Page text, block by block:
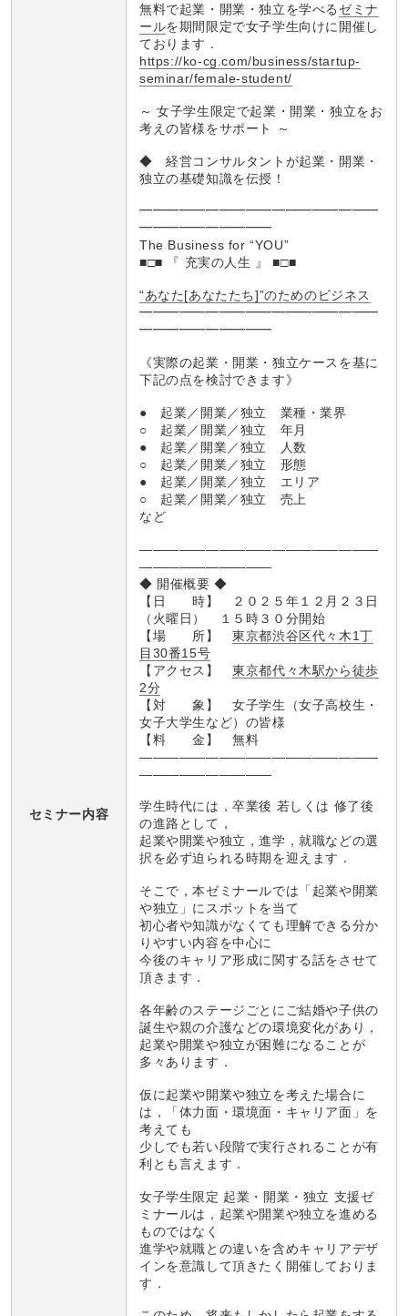
セミナー内容
無料で起業・開業・独立を学べる ゼミナ
ールを期間限定で女子学生向けに開催し
ております．
https://ko-cg.com/business/startup-
seminar/female-student/
～ 女子学生限定で起業・開業・独立をお
考えの皆様をサポート ～
◆ 経営コンサルタントが起業・開業・
独立の基礎知識を伝授！
━━━━━━━━━━━━━━━━━━
━━━━━━━━━━
The Business for “YOU”
■□■ 『 充実の人生 』 ■□■
“あなた[あなたたち]”のためのビジネス
━━━━━━━━━━━━━━━━━━
━━━━━━━━━━
《実際の起業・開業・独立ケースを基に
下記の点を検討できます》
● 起業／開業／独立 業種・業界
○ 起業／開業／独立 年月
● 起業／開業／独立 人数
○ 起業／開業／独立 形態
● 起業／開業／独立 エリア
○ 起業／開業／独立 売上
など
――――――――――――――――――
――――――――――
◆ 開催概要 ◆
【日 時】 ２０２５年１２月２３日
（火曜日） １５時３０分開始
【場 所】東京都渋谷区代々木1丁
目30番15号
【アクセス】東京都代々木駅から徒歩
2分
【対 象】 女子学生（女子高校生・
女子大学生など）の皆様
【料 金】 無料
――――――――――――――――――
――――――――――
学生時代には，卒業後 若しくは 修了後
の進路として，
起業や開業や独立，進学，就職などの選
択を必ず迫られる時期を迎えます．
そこで，本ゼミナールでは「起業や開業
や独立」にスポットを当て
初心者や知識がなくても理解できる分か
りやすい内容を中心に
今後のキャリア形成に関する話をさせて
頂きます．
各年齢のステージごとにご結婚や子供の
誕生や親の介護などの環境変化があり，
起業や開業や独立が困難になることが
多々あります．
仮に起業や開業や独立を考えた場合に
は，「体力面・環境面・キャリア面」を
考えても
少しでも若い段階で実行されることが有
利とも言えます．
女子学生限定 起業・開業・独立 支援ゼ
ミナールは，起業や開業や独立を進める
ものではなく
進学や就職との違いを含めキャリアデザ
インを意識して頂きたく開催しておりま
す．